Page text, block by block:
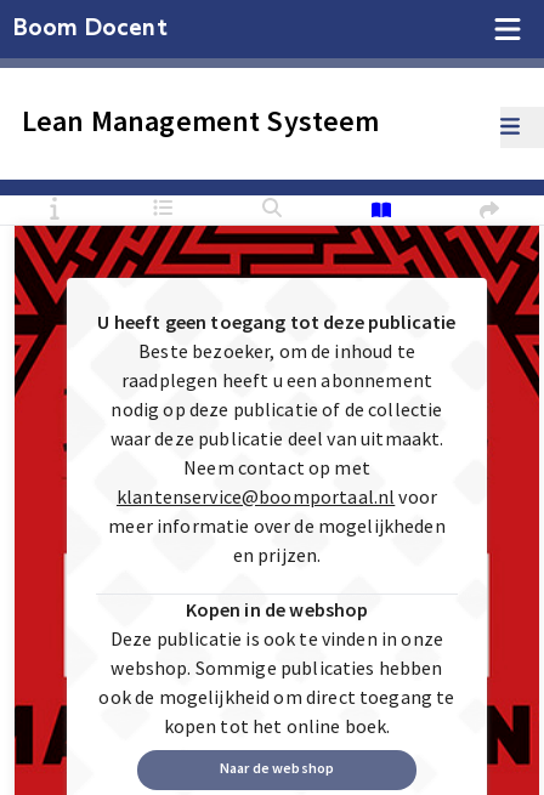
Boom Docent
Lean Management Systeem
U heeft geen toegang tot deze publicatie
Beste bezoeker, om de inhoud te
raadplegen heeft u een abonnement
nodig op deze publicatie of de collectie
waar deze publicatie deel van uitmaakt.
Neem contact op met
klantenservice@boomportaal.nl voor
meer informatie over de mogelijkheden
en prijzen.
Kopen in de webshop
Deze publicatie is ook te vinden in onze
webshop. Sommige publicaties hebben
ook de mogelijkheid om direct toegang te
kopen tot het online boek.
Naar de webshop